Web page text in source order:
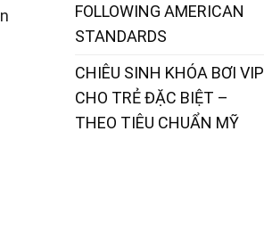
FOLLOWING AMERICAN
STANDARDS
CHIÊU SINH KHÓA BƠI VIP
CHO TRẺ ĐẶC BIỆT –
THEO TIÊU CHUẨN MỸ